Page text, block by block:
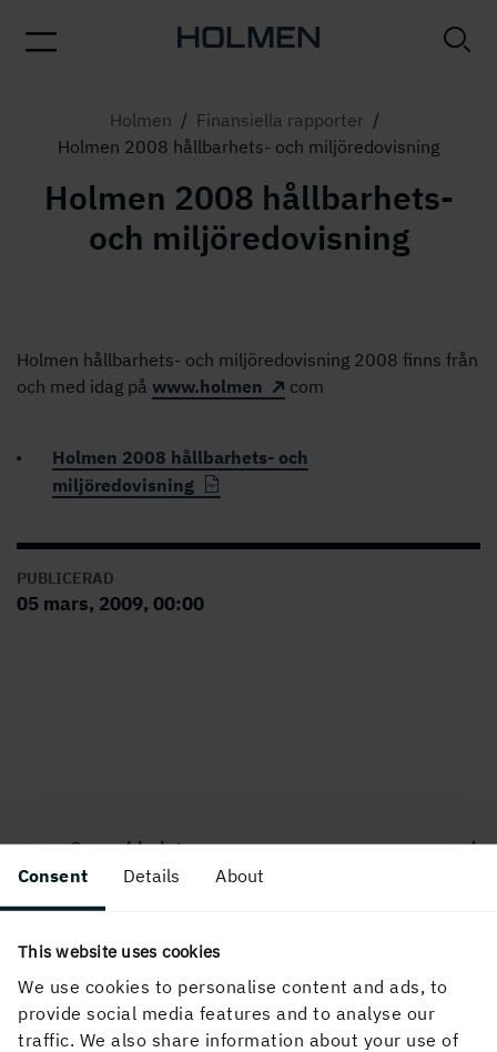
Consent Details About
This website uses cookies
We use cookies to personalise content and ads, to
provide social media features and to analyse our
traffic. We also share information about your use of
Holmen / Finansiella rapporter /
Holmen 2008 hållbarhets- och miljöredovisning
Holmen 2008 hållbarhets-
och miljöredovisning
Holmen hållbarhets- och miljöredovisning 2008 finns från
och med idag på www.holmen com
Holmen 2008 hållbarhets- och
miljöredovisning
PUBLICERAD
05 mars, 2009, 00:00
Om webbplatsen
Följ oss i sociala medier